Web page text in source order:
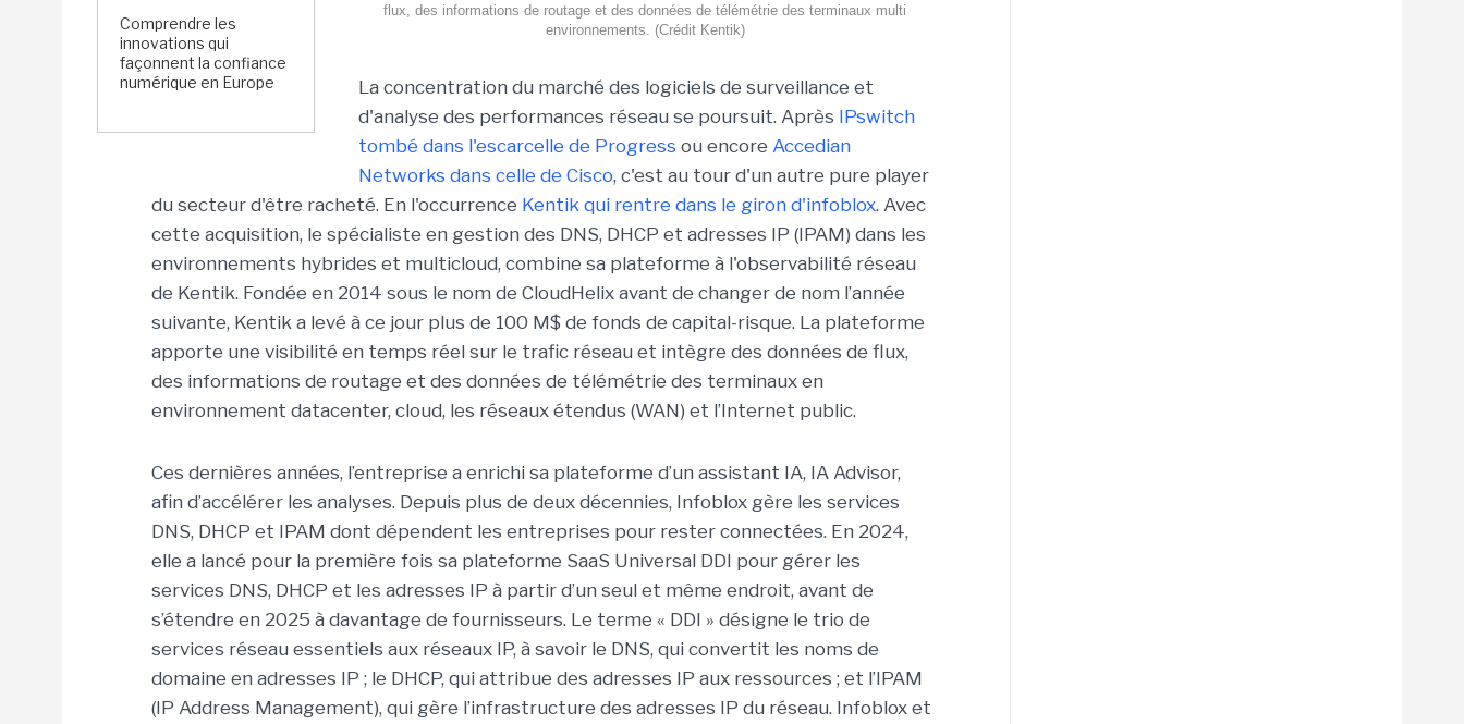
Comprendre les
innovations qui
façonnent la confiance
numérique en Europe
flux, des informations de routage et des données de télémétrie des terminaux multi
environnements. (Crédit Kentik)
La concentration du marché des logiciels de surveillance et
d'analyse des performances réseau se poursuit. Après IPswitch
tombé dans l'escarcelle de Progress ou encore Accedian
Networks dans celle de Cisco, c'est au tour d'un autre pure player
du secteur d'être racheté. En l'occurrence Kentik qui rentre dans le giron d'infoblox. Avec
cette acquisition, le spécialiste en gestion des DNS, DHCP et adresses IP (IPAM) dans les
environnements hybrides et multicloud, combine sa plateforme à l'observabilité réseau
de Kentik. Fondée en 2014 sous le nom de CloudHelix avant de changer de nom l’année
suivante, Kentik a levé à ce jour plus de 100 M$ de fonds de capital-risque. La plateforme
apporte une visibilité en temps réel sur le trafic réseau et intègre des données de flux,
des informations de routage et des données de télémétrie des terminaux en
environnement datacenter, cloud, les réseaux étendus (WAN) et l’Internet public.
Ces dernières années, l’entreprise a enrichi sa plateforme d’un assistant IA, IA Advisor,
afin d’accélérer les analyses. Depuis plus de deux décennies, Infoblox gère les services
DNS, DHCP et IPAM dont dépendent les entreprises pour rester connectées. En 2024,
elle a lancé pour la première fois sa plateforme SaaS Universal DDI pour gérer les
services DNS, DHCP et les adresses IP à partir d’un seul et même endroit, avant de
s’étendre en 2025 à davantage de fournisseurs. Le terme « DDI » désigne le trio de
services réseau essentiels aux réseaux IP, à savoir le DNS, qui convertit les noms de
domaine en adresses IP ; le DHCP, qui attribue des adresses IP aux ressources ; et l’IPAM
(IP Address Management), qui gère l’infrastructure des adresses IP du réseau. Infoblox et